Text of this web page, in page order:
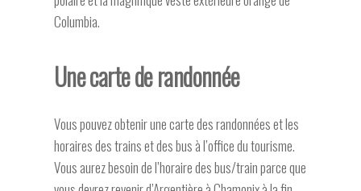
Columbia.
Une carte de randonnée
Vous pouvez obtenir une carte des randonnées et les
horaires des trains et des bus à l’office du tourisme.
Vous aurez besoin de l’horaire des bus/train parce que